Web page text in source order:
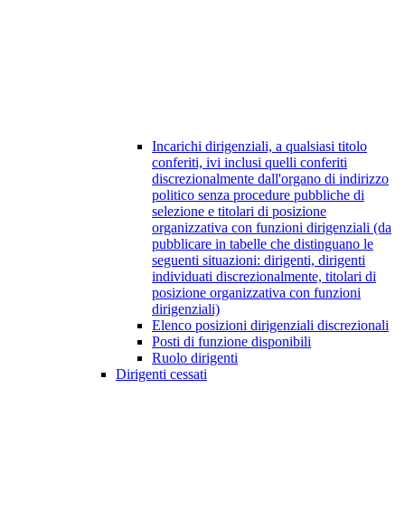
Incarichi dirigenziali, a qualsiasi titolo
conferiti, ivi inclusi quelli conferiti
discrezionalmente dall'organo di indirizzo
politico senza procedure pubbliche di
selezione e titolari di posizione
organizzativa con funzioni dirigenziali (da
pubblicare in tabelle che distinguano le
seguenti situazioni: dirigenti, dirigenti
individuati discrezionalmente, titolari di
posizione organizzativa con funzioni
dirigenziali)
Elenco posizioni dirigenziali discrezionali
Posti di funzione disponibili
Ruolo dirigenti
Dirigenti cessati